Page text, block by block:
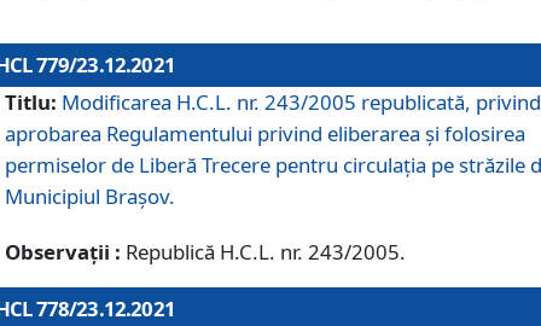
779/23.12.2021
Titlu: Modificarea H.C.L. nr. 243/2005 republicată, privind
aprobarea Regulamentului privind eliberarea şi folosirea
permiselor de Liberă Trecere pentru circulația pe străzile
Municipiul Braşov.
Observații : Republică H.C.L. nr. 243/2005.
778/23.12.2021